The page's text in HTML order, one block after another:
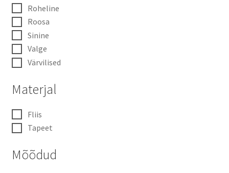
Roheline
Roosa
Sinine
Valge
Värvilised
Materjal
Fliis
Tapeet
Mõõdud